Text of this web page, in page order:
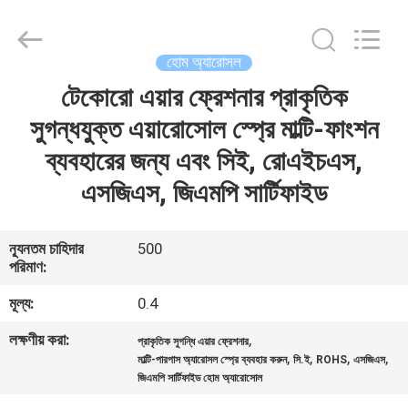
সম্পর্কে
কারখানা
পরিদর্শন
INDUSTRY
হোম অ্যারোসল
টেকোরো এয়ার ফ্রেশনার প্রাকৃতিক
সুগন্ধযুক্ত এয়ারোসোল স্প্রে মাল্টি-ফাংশন
ব্যবহারের জন্য এবং সিই, রোএইচএস,
এসজিএস, জিএমপি সার্টিফাইড
ন্যূনতম চাহিদার
পরিমাণ:
500
মূল্য:
0.4
লক্ষণীয় করা:
প্রাকৃতিক সুগন্ধি এয়ার ফ্রেশনার,
মাল্টি-পারপাস অ্যারোসল স্প্রে ব্যবহার করুন,সি.ই, ROHS,এসজিএস,
জিএমপি সার্টিফাইড হোম অ্যারোসোল